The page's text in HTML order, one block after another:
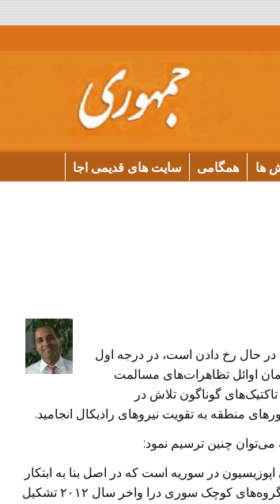
ها همگامی سایت های قدیمی اجا
حال رخ دادن است، در درجه اول
اوائل تظاهرات‌های مسالمت
گوناگون تلاش در
منطقه به تقویت نیروهای رادیکال انجامید.
چنین ترسیم نمود:
در سوریه است که در اصل بنا به ابتکار
کشور‌های عربی منطقه،ترکیه، آمریکا و اروپا با همکاری بسیاری از گروه‌های کوچک سوری درا واخر سال ۲۰۱۲ تشکیل